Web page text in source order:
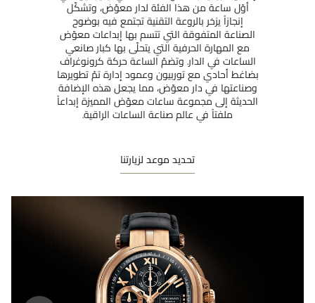
أوّل ساعة من هذا الفئة لدار معوّض، وتشكّل
إنجازاً يزخر بالروعة التقنية تجتمع فيه بوضوح
الصناعة المتفوقة التي تتسم بها إبداعات معوّض
مع المهارة الحرفية التي يتحلّى بها كبار صانعي
الساعات في الدار. وتضمّ الساعة حركة كرونوغراف
بضاغط أحادي مع توربيون وعمود إدارة تمّ تطويرها
وصناعتها في دار معوّض، مما يجعل هذه الإضافة
الحديثة إلى مجموعة ساعات معوّض المميزة إبداعاً
ملفتاً في عالم صناعة الساعات الراقية.
تحديد موعد لزيارتنا